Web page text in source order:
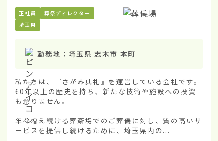
正社員
葬祭ディレクター
埼玉県
勤務地： 埼玉県 志木市 本町
私たちは、『さがみ典礼』を運営している会社です。
60年以上の歴史を持ち、新たな技術や施設への投資
も怠りません。
年々増え続ける葬斎場でのご葬儀に対し、質の高いサ
ービスを提供し続けるために、埼玉県内の...